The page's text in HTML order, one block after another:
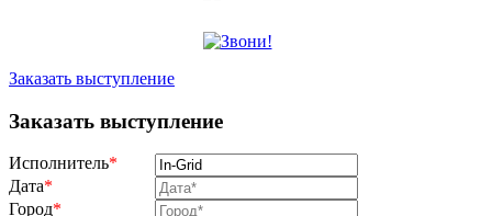
Заказать выступление
Заказать выступление
Исполнитель*
Дата*
Город*